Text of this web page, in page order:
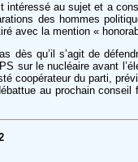
intéressé au sujet et a
des hommes
avec la mention «
dès qu’il s’agit de
sur le nucléaire avant
coopérateur du parti,
au prochain